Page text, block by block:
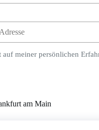
auf meiner persönlichen
am Main